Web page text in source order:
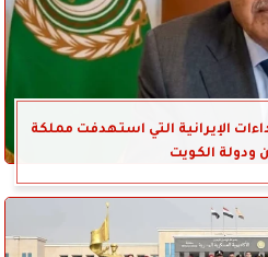
الإيرانية التي استهدفت مملكة
ودولة الكويت